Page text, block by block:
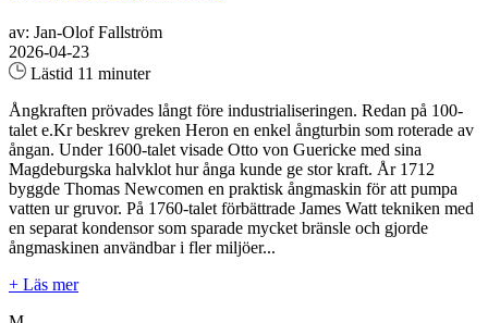
av: Jan-Olof Fallström
2026-04-23
Lästid 11 minuter
Ångkraften prövades långt före industrialiseringen. Redan på 100-
talet e.Kr beskrev greken Heron en enkel ångturbin som roterade av
ångan. Under 1600-talet visade Otto von Guericke med sina
Magdeburgska halvklot hur ånga kunde ge stor kraft. År 1712
byggde Thomas Newcomen en praktisk ångmaskin för att pumpa
vatten ur gruvor. På 1760-talet förbättrade James Watt tekniken med
en separat kondensor som sparade mycket bränsle och gjorde
ångmaskinen användbar i fler miljöer...
+ Läs mer